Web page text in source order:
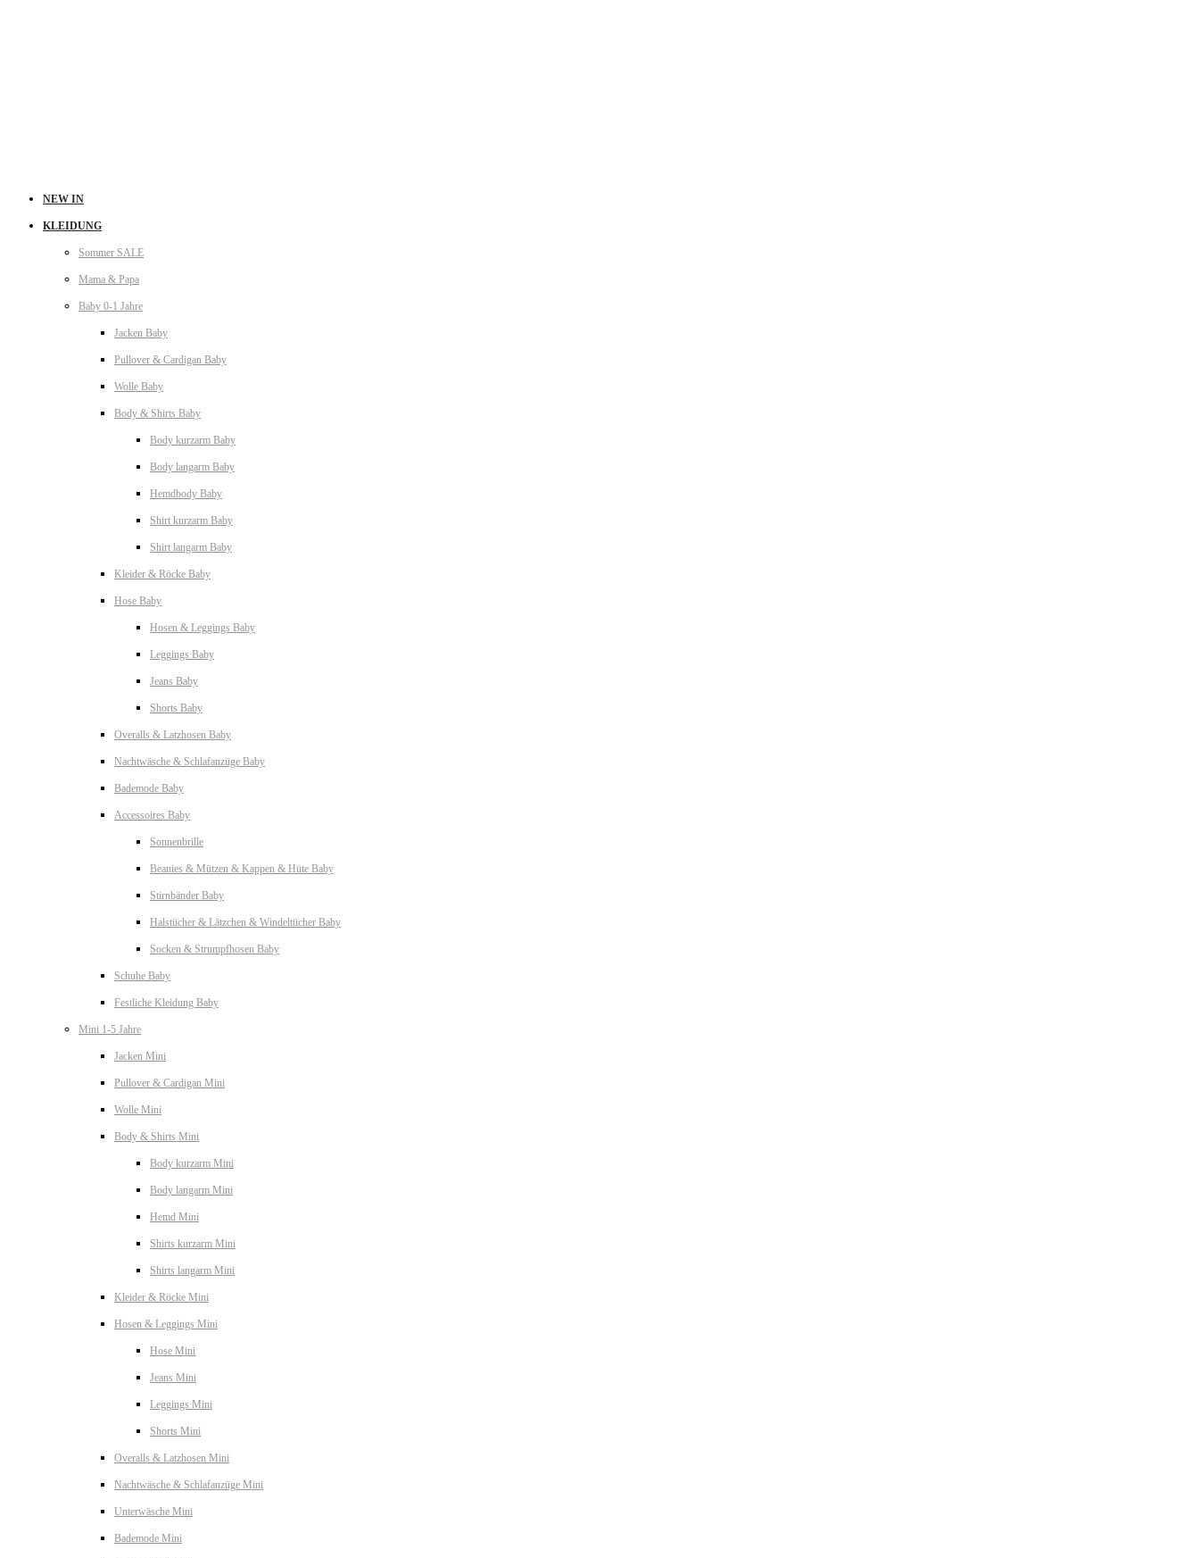
NEW IN
KLEIDUNG
Sommer SALE
Mama & Papa
Baby 0-1 Jahre
Jacken Baby
Pullover & Cardigan Baby
Wolle Baby
Body & Shirts Baby
Body kurzarm Baby
Body langarm Baby
Hemdbody Baby
Shirt kurzarm Baby
Shirt langarm Baby
Kleider & Röcke Baby
Hose Baby
Hosen & Leggings Baby
Leggings Baby
Jeans Baby
Shorts Baby
Overalls & Latzhosen Baby
Nachtwäsche & Schlafanzüge Baby
Bademode Baby
Accessoires Baby
Sonnenbrille
Beanies & Mützen & Kappen & Hüte Baby
Stirnbänder Baby
Halstücher & Lätzchen & Windeltücher Baby
Socken & Strumpfhosen Baby
Schuhe Baby
Festliche Kleidung Baby
Mini 1-5 Jahre
Jacken Mini
Pullover & Cardigan Mini
Wolle Mini
Body & Shirts Mini
Body kurzarm Mini
Body langarm Mini
Hemd Mini
Shirts kurzarm Mini
Shirts langarm Mini
Kleider & Röcke Mini
Hosen & Leggings Mini
Hose Mini
Jeans Mini
Leggings Mini
Shorts Mini
Overalls & Latzhosen Mini
Nachtwäsche & Schlafanzüge Mini
Unterwäsche Mini
Bademode Mini